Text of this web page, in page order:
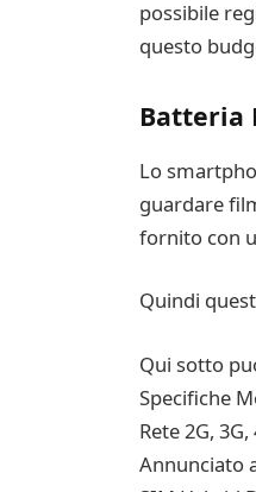
possibile
questo
Batteria
Lo
guardare
fornito con
Quindi
Qui sotto
Specifiche
Rete 2G, 3G,
Annunciato